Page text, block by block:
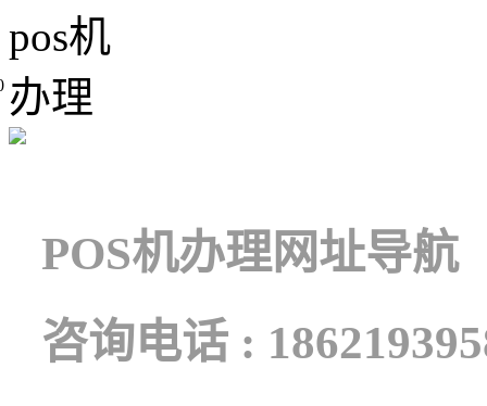
POS机办理网址导航
咨询电话 :